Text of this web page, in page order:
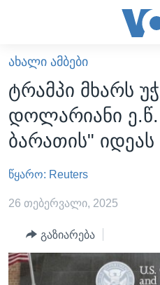
გადადით
მთავარზე
გადადით
მთავარ
ნავიგაციაზე
ძიებაზე
ᲐᲮᲐᲚᲘ ᲐᲛᲑᲔᲑᲘ
ᲡᲐᲥᲐᲠᲗᲕᲔᲚᲝ
ᲐᲨᲨ
ᲐᲨᲨ-ᲘᲡ ᲐᲠᲩᲔᲕᲜᲔᲑᲘ 2024
ᲛᲡᲝᲤᲚᲘᲝ
ᲕᲘᲓᲔᲝᲔᲑᲘ
ᲒᲐᲓᲐᲪᲔᲛᲔᲑᲘ
ᲕᲐᲨᲘᲜᲒᲢᲝᲜᲘ ᲓᲦᲔᲡ
ᲡᲮᲕᲐ ᲡᲘᲐᲮᲚᲔᲔᲑᲘ
ᲐᲮᲐᲚᲘ ᲐᲛᲑᲔᲑᲘ
ტრამპი მხარს
დოლარიანი
ბარათის" იდეას
წყარო: Reuters
26 თებერვალი, 2025
გაზიარება